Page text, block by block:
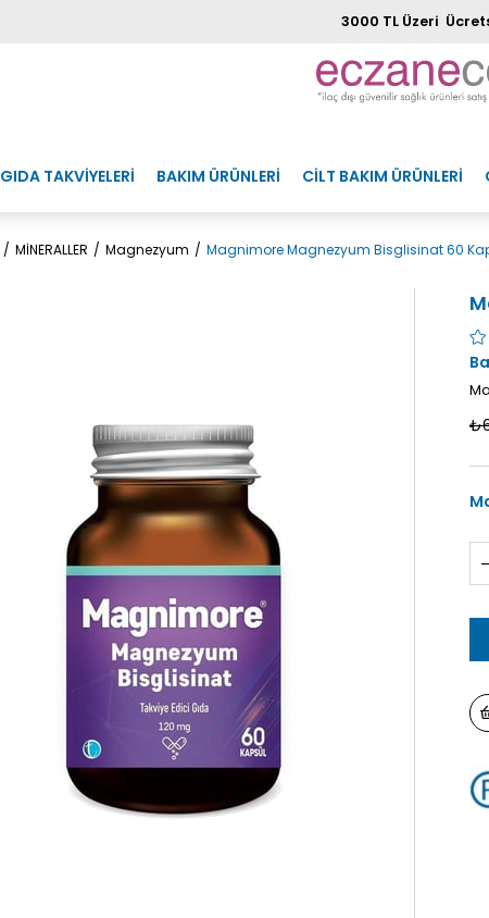
3000 TL Üzeri
GIDA TAKVİYELERİ BAKIM ÜRÜNLERİ CİLT BAKIM ÜRÜNLERİ
MİNERALLER Magnezyum Magnimore Magnezyum Bisglisinat 60